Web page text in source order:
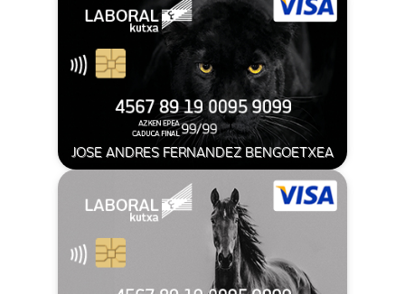
JOSE ANDRES FERNANDEZ BENGOETXEA